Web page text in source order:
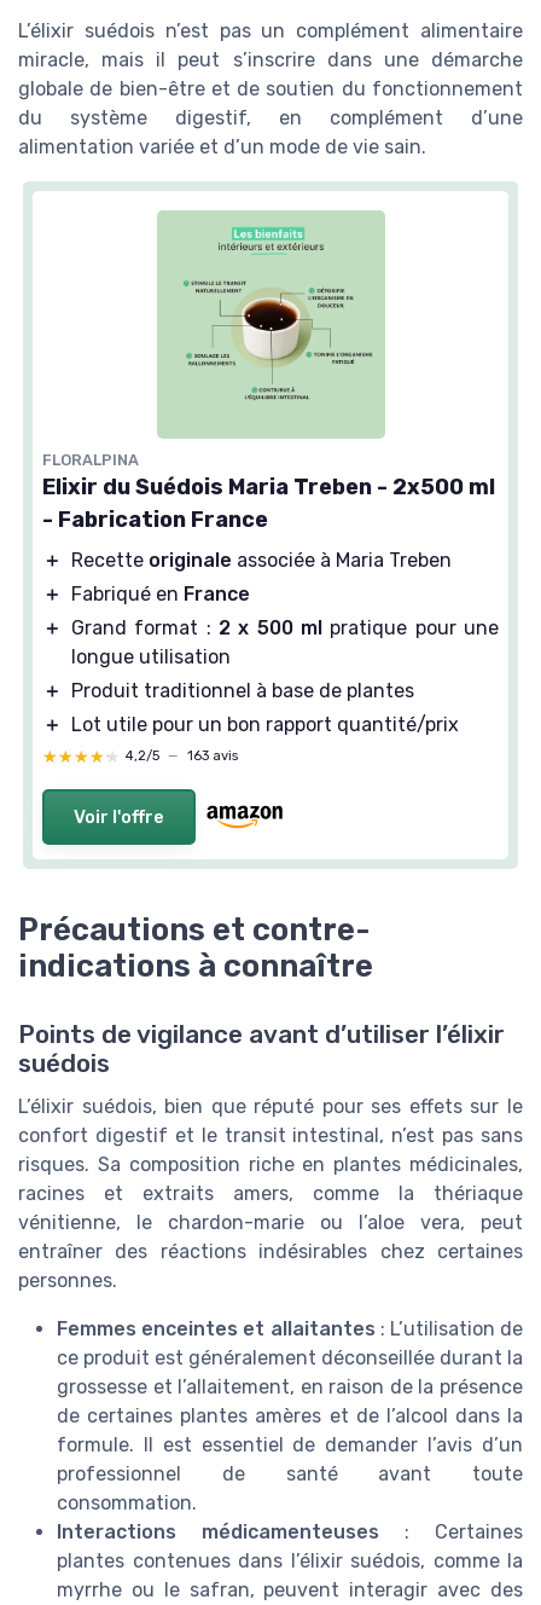
L’élixir suédois n’est pas un complément alimentaire
miracle, mais il peut s’inscrire dans une démarche
globale de bien-être et de soutien du fonctionnement
du système digestif, en complément d’une
alimentation variée et d’un mode de vie sain.
FLORALPINA
Elixir du Suédois Maria Treben - 2x500 ml
- Fabrication France
＋ Recette originale associée à Maria Treben
＋
Fabriqué en France
＋
Grand format : 2 x 500 ml pratique pour une
longue utilisation
＋
Produit traditionnel à base de plantes
＋
Lot utile pour un bon rapport quantité/prix
★★★★★
★★★★★ 4,2/5 — 163 avis
Voir l'offre
Précautions et contre-
indications à connaître
Points de vigilance avant d’utiliser l’élixir
suédois
L’élixir suédois, bien que réputé pour ses effets sur le
confort digestif et le transit intestinal, n’est pas sans
risques. Sa composition riche en plantes médicinales,
racines et extraits amers, comme la thériaque
vénitienne, le chardon-marie ou l’aloe vera, peut
entraîner des réactions indésirables chez certaines
personnes.
Femmes enceintes et allaitantes : L’utilisation de
ce produit est généralement déconseillée durant la
grossesse et l’allaitement, en raison de la présence
de certaines plantes amères et de l’alcool dans la
formule. Il est essentiel de demander l’avis d’un
professionnel de santé avant toute
consommation.
Interactions médicamenteuses : Certaines
plantes contenues dans l’élixir suédois, comme la
myrrhe ou le safran, peuvent interagir avec des